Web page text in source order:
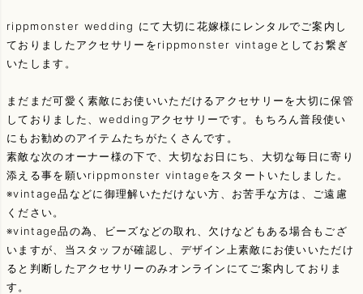
rippmonster wedding にて大切に花嫁様にレンタルでご案内し
ておりましたアクセサリーをrippmonster vintageとしてお繋ぎ
いたします。
まだまだ可愛く素敵にお使いいただけるアクセサリーを大切に保管
しておりました、weddingアクセサリーです。もちろん普段使い
にもお勧めのアイテムたちがたくさんです。
素敵な次のオーナー様の下で、大切なお日にち、大切な毎日に寄り
添える事を願いrippmonster vintageをスタートいたしました。
※vintage品などに御理解いただけない方、お苦手な方は、ご遠慮
ください。
※vintage品の為、ビーズなどの取れ、欠けなどもある場合もござ
いますが、当スタッフが確認し、デザイン上素敵にお使いいただけ
ると判断したアクセサリーのみオンラインにてご案内しておりま
す。